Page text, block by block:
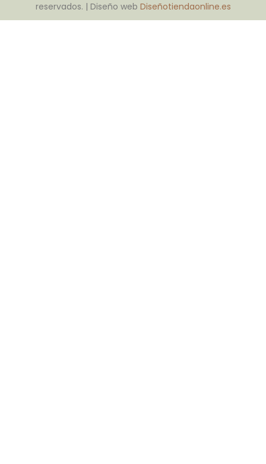
reservados. | Diseño web Diseñotiendaonline.es